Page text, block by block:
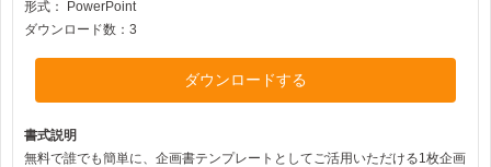
形式：
PowerPoint
ダウンロード数：3
ダウンロードする
書式説明
無料で誰でも簡単に、企画書テンプレートとしてご活用いただける1枚企画